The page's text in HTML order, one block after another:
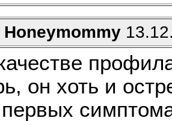
Нoneymommy
он хоть и